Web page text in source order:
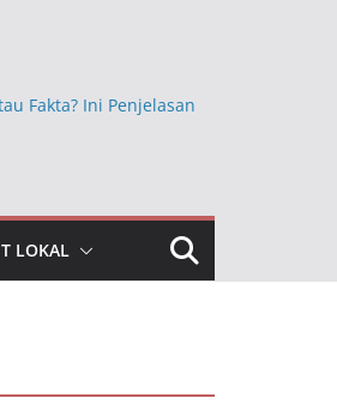
Fakta? Ini Penjelasan
Ini Faktanya
Menjaga Daya
LOKAL